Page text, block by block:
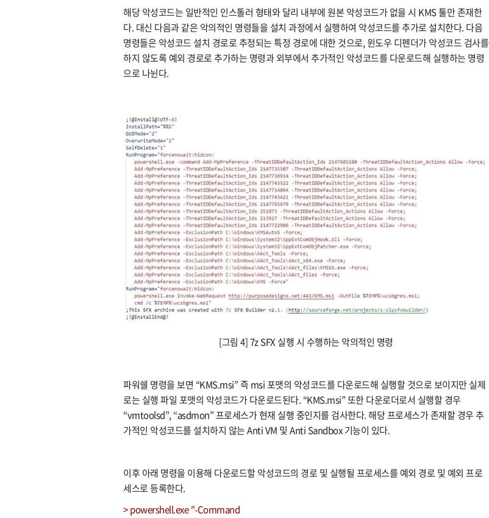
해당 악성코드는 일반적인 인스톨러 형태와 달리 내부에 원본 악성코드가 없을 시 KMS 툴만 존재한
다. 대신 다음과 같은 악의적인 명령들을 설치 과정에서 실행하여 악성코드를 추가로 설치한다. 다음
명령들은 악성코드 설치 경로로 추정되는 특정 경로에 대한 것으로, 윈도우 디펜더가 악성코드 검사를
하지 않도록 예외 경로로 추가하는 명령과 외부에서 추가적인 악성코드를 다운로드해 실행하는 명령
으로 나뉜다.
[그림 4] 7z SFX 실행 시 수행하는 악의적인 명령
파워쉘 명령을 보면 “KMS.msi” 즉 msi 포맷의 악성코드를 다운로드해 실행할 것으로 보이지만 실제
로는 실행 파일 포맷의 악성코드가 다운로드된다. “KMS.msi” 또한 다운로더로서 실행할 경우
“vmtoolsd”, “asdmon” 프로세스가 현재 실행 중인지를 검사한다. 해당 프로세스가 존재할 경우 추
가적인 악성코드를 설치하지 않는 Anti VM 및 Anti Sandbox 기능이 있다.
이후 아래 명령을 이용해 다운로드할 악성코드의 경로 및 실행될 프로세스를 예외 경로 및 예외 프로
세스로 등록한다.
> powershell.exe "-Command